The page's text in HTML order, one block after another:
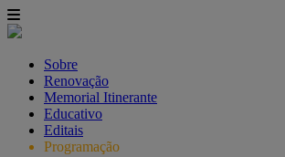
Sobre
Renovação
Memorial Itinerante
Educativo
Editais
Programação